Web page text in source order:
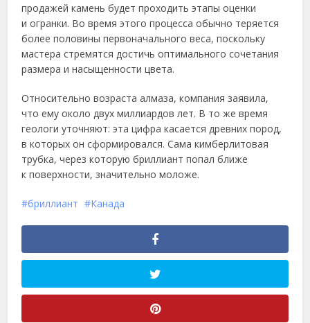
продажей камень будет проходить этапы оценки
и огранки. Во время этого процесса обычно теряется
более половины первоначального веса, поскольку
мастера стремятся достичь оптимального сочетания
размера и насыщенности цвета.
Относительно возраста алмаза, компания заявила,
что ему около двух миллиардов лет. В то же время
геологи уточняют: эта цифра касается древних пород,
в которых он сформировался. Сама кимберлитовая
трубка, через которую бриллиант попал ближе
к поверхности, значительно моложе.
бриллиант Канада